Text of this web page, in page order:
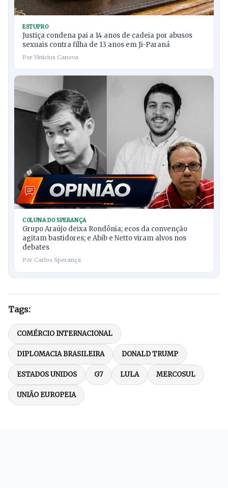
ESTUPRO
Justiça condena pai a 14 anos de cadeia por abusos
sexuais contra filha de 13 anos em Ji-Paraná
Por Vinicius Canova
COLUNA DO SPERANÇA
Grupo Araújo deixa Rondônia; ecos da convenção
agitam bastidores; e Abib e Netto viram alvos nos
debates
Por Carlos Sperança
Tags:
COMÉRCIO INTERNACIONAL
DIPLOMACIA BRASILEIRA DONALD TRUMP
ESTADOS UNIDOS G7 LULA MERCOSUL
UNIÃO EUROPEIA